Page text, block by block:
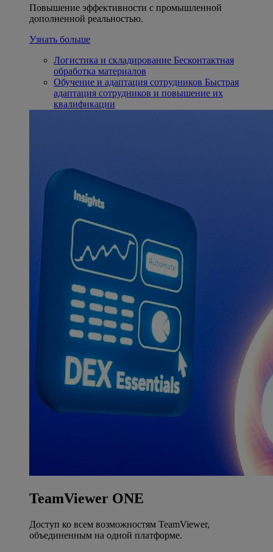
Повышение эффективности с промышленной
дополненной реальностью.
Узнать больше
Логистика и складирование Бесконтактная
обработка материалов
Обучение и адаптация сотрудников Быстрая
адаптация сотрудников и повышение их
квалификации
TeamViewer ONE
Доступ ко всем возможностям TeamViewer,
объединенным на одной платформе.